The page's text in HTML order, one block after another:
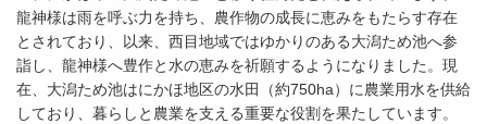
龍神様は雨を呼ぶ力を持ち、農作物の成長に恵みをもたらす存在
とされており、以来、西目地域ではゆかりのある大潟ため池へ参
詣し、龍神様へ豊作と水の恵みを祈願するようになりました。現
在、大潟ため池はにかほ地区の水田（約750ha）に農業用水を供給
しており、暮らしと農業を支える重要な役割を果たしています。